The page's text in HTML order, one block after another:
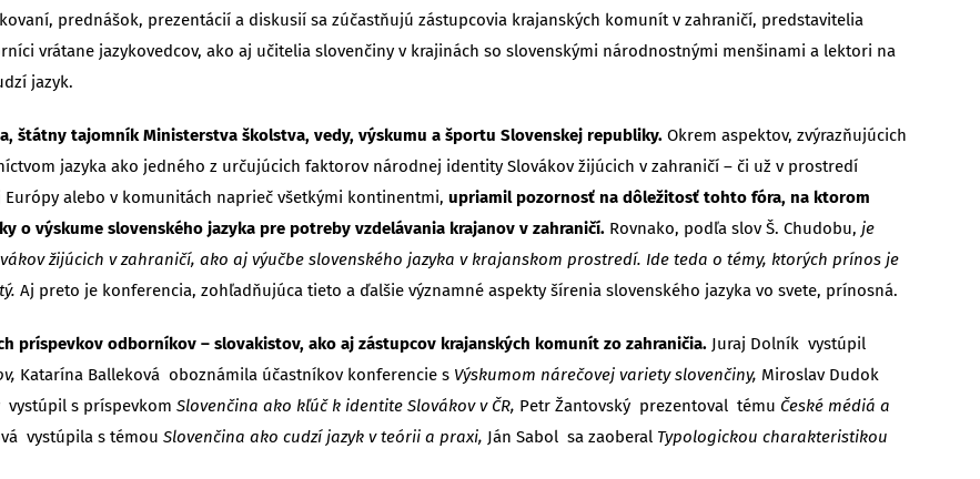
prednášok, prezentácií a diskusií sa zúčastňujú zástupcovia krajanských komunít v zahraničí, predstavitelia
vrátane jazykovedcov, ako aj učitelia slovenčiny v krajinách so slovenskými národnostnými menšinami a lektori na
jazyk.
štátny tajomník Ministerstva školstva, vedy, výskumu a športu Slovenskej republiky. Okrem aspektov, zvýrazňujúcich
jazyka ako jedného z určujúcich faktorov národnej identity Slovákov žijúcich v zahraničí – či už v prostredí
alebo v komunitách naprieč všetkými kontinentmi, upriamil pozornosť na dôležitosť tohto fóra, na ktorom
o výskume slovenského jazyka pre potreby vzdelávania krajanov v zahraničí. Rovnako, podľa slov Š. Chudobu, je
žijúcich v zahraničí, ako aj výučbe slovenského jazyka v krajanskom prostredí. Ide teda o témy, ktorých prínos je
Aj preto je konferencia, zohľadňujúca tieto a ďalšie významné aspekty šírenia slovenského jazyka vo svete, prínosná.
príspevkov odborníkov – slovakistov, ako aj zástupcov krajanských komunít zo zahraničia. Juraj Dolník vystúpil
Katarína Balleková oboznámila účastníkov konferencie s Výskumom nárečovej variety slovenčiny, Miroslav Dudok
vystúpil s príspevkom Slovenčina ako kľúč k identite Slovákov v ČR, Petr Žantovský prezentoval tému České médiá a
vystúpila s témou Slovenčina ako cudzí jazyk v teórii a praxi, Ján Sabol sa zaoberal Typologickou charakteristikou